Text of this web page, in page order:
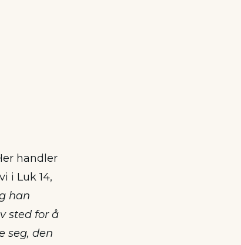
handler
i Luk 14,
han
sted for å
seg, den